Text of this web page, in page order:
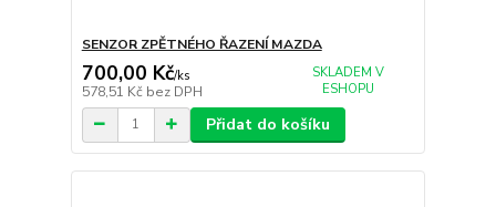
SENZOR ZPĚTNÉHO ŘAZENÍ MAZDA
700,00 Kč/ks
578,51 Kč bez DPH
SKLADEM V
ESHOPU
Přidat do košíku